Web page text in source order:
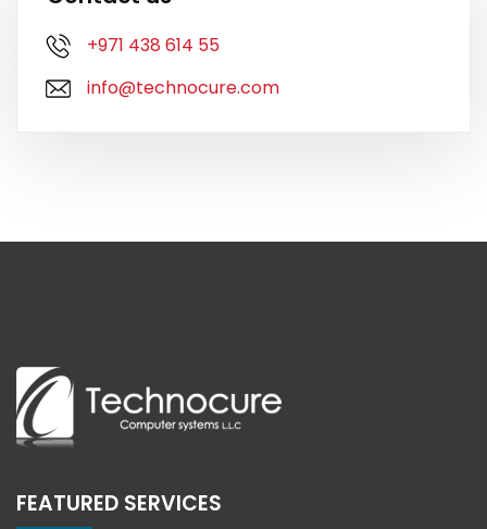
+971 438 614 55
info@technocure.com
FEATURED SERVICES